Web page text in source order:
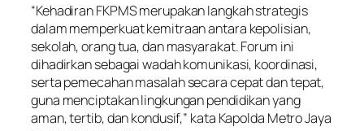
“Kehadiran FKPMS merupakan langkah strategis
dalam memperkuat kemitraan antara kepolisian,
sekolah, orang tua, dan masyarakat. Forum ini
dihadirkan sebagai wadah komunikasi, koordinasi,
serta pemecahan masalah secara cepat dan tepat,
guna menciptakan lingkungan pendidikan yang
aman, tertib, dan kondusif,” kata Kapolda Metro Jaya